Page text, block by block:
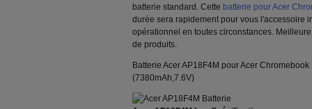
batterie standard. Cette batterie pour Acer
durée sera rapidement pour vous l'accessoire
opérationnel en toutes circonstances.
de produits.
Batterie Acer AP18F4M pour Acer
(7380mAh,7.6V)